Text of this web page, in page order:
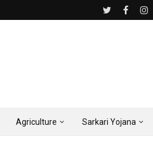
Agriculture Sarkari Yojana